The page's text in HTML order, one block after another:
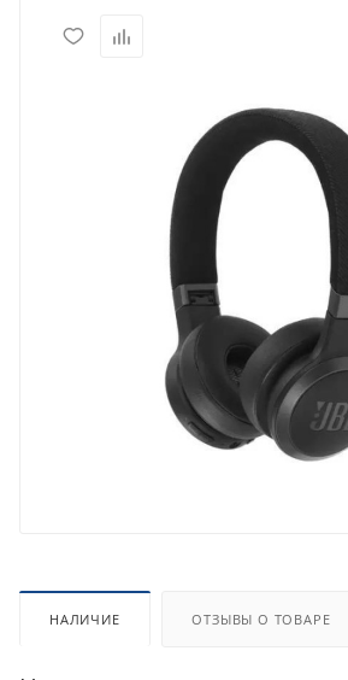
НАЛИЧИЕ ОТЗЫВЫ О ТОВАРЕ